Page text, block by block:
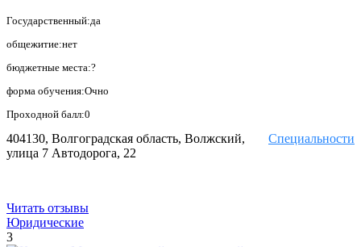
Государственный:да
общежитие:нет
бюджетные места:?
форма обучения:Очно
Проходной балл:0
Специальности
404130, Волгоградская область, Волжский,
улица 7 Автодорога, 22
Читать отзывы
Юридические
3